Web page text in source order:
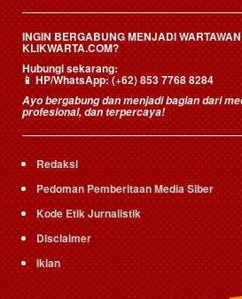
INGIN BERGABUNG MENJADI
KLIKWARTA.COM?
Hubungi sekarang:
📱HP/WhatsApp:(+62) 853 7768 8284
Ayo bergabung dan menjadi bagian dari
profesional, dan terpercaya!
Redaksi
Pedoman Pemberitaan Media Siber
Kode Etik Jurnalistik
Disclaimer
Iklan